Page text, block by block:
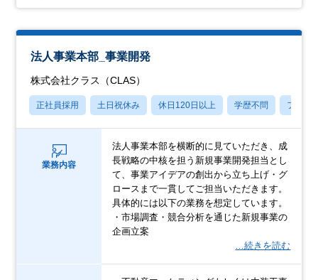
法人事業本部_事業開発
株式会社クラス（CLAS）
正社員採用 土日祝休み 休日120日以上 学歴不問 フレッ
業務内容
法人事業本部を横断的に見ていただき、成
長戦略の中核を担う新規事業開発担当とし
て、事業アイデアの創出から立ち上げ・グ
ロースまで一貫してご担当いただきます。
具体的には以下の業務を想定しています。
・市場調査・競合分析を通じた新規事業の
企画立案
…続きを読む